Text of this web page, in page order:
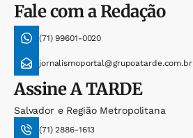
Fale com a Redação
(71) 99601-0020
jornalismoportal@grupoatarde.com.br
AssineA TARDE
Salvador e Região Metropolitana
(71) 2886-1613